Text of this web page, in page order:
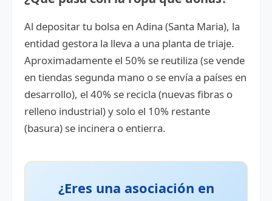
Al depositar tu bolsa en Adina (Santa Maria), la
entidad gestora la lleva a una planta de triaje.
Aproximadamente el 50% se reutiliza (se vende
en tiendas segunda mano o se envía a países en
desarrollo), el 40% se recicla (nuevas fibras o
relleno industrial) y solo el 10% restante
(basura) se incinera o entierra.
¿Eres una asociación en